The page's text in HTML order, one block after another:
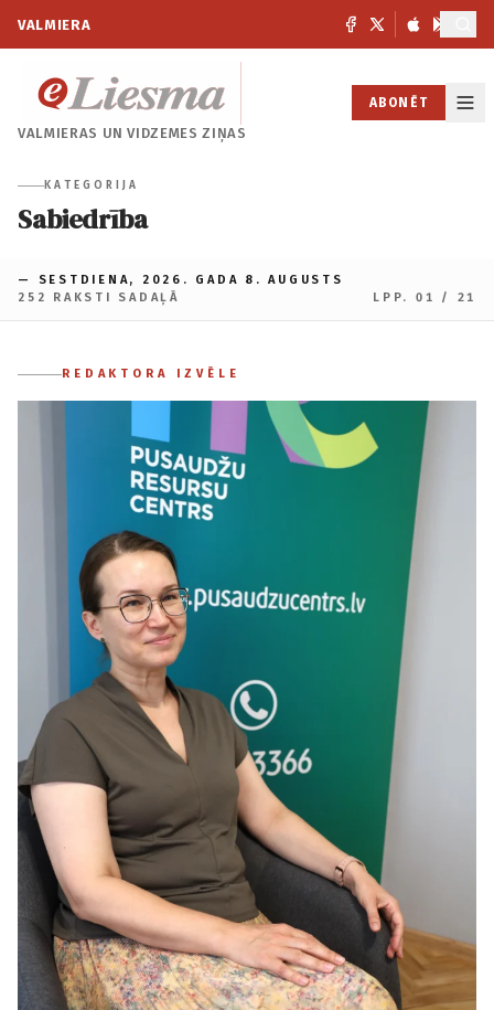
VALMIERA
VALMIERAS UNVIDZEMES ZIŅAS
ABONĒT
KATEGORIJA
Sabiedrība
— SESTDIENA, 2026. GADA 8. AUGUSTS
252 RAKSTI SADAĻĀ
LPP. 01 / 21
REDAKTORA IZVĒLE